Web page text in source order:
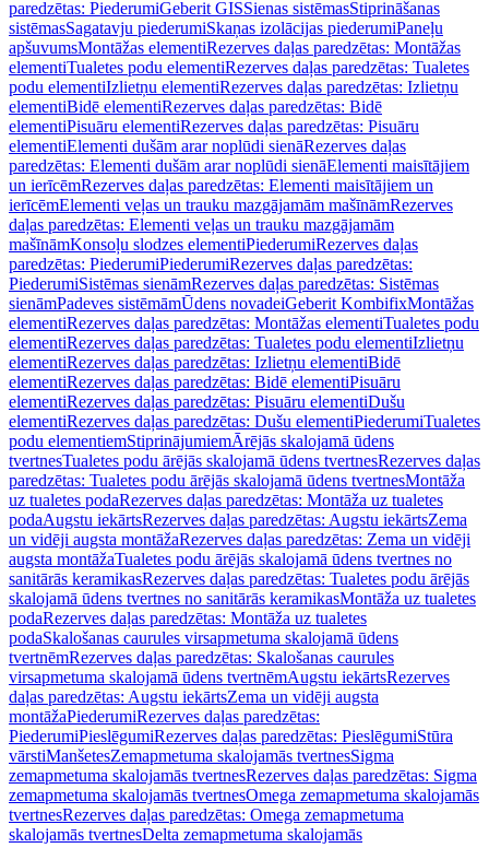
paredzētas: PiederumiGeberit GISSienas sistēmasStiprināšanas
sistēmasSagatavju piederumiSkaņas izolācijas piederumiPaneļu
apšuvumsMontāžas elementiRezerves daļas paredzētas: Montāžas
elementiTualetes podu elementiRezerves daļas paredzētas: Tualetes
podu elementiIzlietņu elementiRezerves daļas paredzētas: Izlietņu
elementiBidē elementiRezerves daļas paredzētas: Bidē
elementiPisuāru elementiRezerves daļas paredzētas: Pisuāru
elementiElementi dušām arar noplūdi sienāRezerves daļas
paredzētas: Elementi dušām arar noplūdi sienāElementi maisītājiem
un ierīcēmRezerves daļas paredzētas: Elementi maisītājiem un
ierīcēmElementi veļas un trauku mazgājamām mašīnāmRezerves
daļas paredzētas: Elementi veļas un trauku mazgājamām
mašīnāmKonsoļu slodzes elementiPiederumiRezerves daļas
paredzētas: PiederumiPiederumiRezerves daļas paredzētas:
PiederumiSistēmas sienāmRezerves daļas paredzētas: Sistēmas
sienāmPadeves sistēmāmŪdens novadeiGeberit KombifixMontāžas
elementiRezerves daļas paredzētas: Montāžas elementiTualetes podu
elementiRezerves daļas paredzētas: Tualetes podu elementiIzlietņu
elementiRezerves daļas paredzētas: Izlietņu elementiBidē
elementiRezerves daļas paredzētas: Bidē elementiPisuāru
elementiRezerves daļas paredzētas: Pisuāru elementiDušu
elementiRezerves daļas paredzētas: Dušu elementiPiederumiTualetes
podu elementiemStiprinājumiemĀrējās skalojamā ūdens
tvertnesTualetes podu ārējās skalojamā ūdens tvertnesRezerves daļas
paredzētas: Tualetes podu ārējās skalojamā ūdens tvertnesMontāža
uz tualetes podaRezerves daļas paredzētas: Montāža uz tualetes
podaAugstu iekārtsRezerves daļas paredzētas: Augstu iekārtsZema
un vidēji augsta montāžaRezerves daļas paredzētas: Zema un vidēji
augsta montāžaTualetes podu ārējās skalojamā ūdens tvertnes no
sanitārās keramikasRezerves daļas paredzētas: Tualetes podu ārējās
skalojamā ūdens tvertnes no sanitārās keramikasMontāža uz tualetes
podaRezerves daļas paredzētas: Montāža uz tualetes
podaSkalošanas caurules virsapmetuma skalojamā ūdens
tvertnēmRezerves daļas paredzētas: Skalošanas caurules
virsapmetuma skalojamā ūdens tvertnēmAugstu iekārtsRezerves
daļas paredzētas: Augstu iekārtsZema un vidēji augsta
montāžaPiederumiRezerves daļas paredzētas:
PiederumiPieslēgumiRezerves daļas paredzētas: PieslēgumiStūra
vārstiManšetesZemapmetuma skalojamās tvertnesSigma
zemapmetuma skalojamās tvertnesRezerves daļas paredzētas: Sigma
zemapmetuma skalojamās tvertnesOmega zemapmetuma skalojamās
tvertnesRezerves daļas paredzētas: Omega zemapmetuma
skalojamās tvertnesDelta zemapmetuma skalojamās